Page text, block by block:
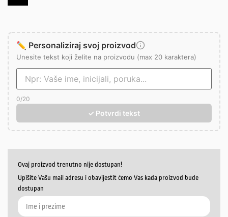
✏️ Personaliziraj svoj proizvod
Unesite tekst koji želite na proizvodu (max 20 karaktera)
0/20
✓ Potvrdi tekst
Ovaj proizvod trenutno nije dostupan!
Upišite Vašu mail adresu i obavijestit ćemo Vas kada proizvod bude
dostupan